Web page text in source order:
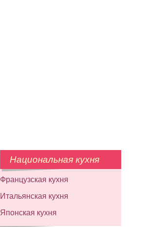
Национальная кухня
Французская кухня
Итальянская кухня
Японская кухня